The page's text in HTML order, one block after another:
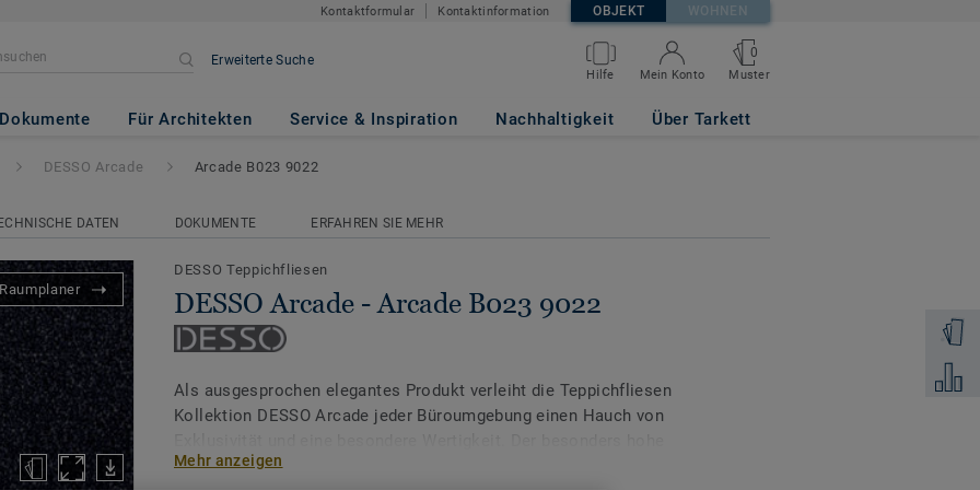
Kontaktformular Kontaktinformation OBJEKT WOHNEN
Erweiterte Suche
Hilfe Mein Konto
0
Muster
Dokumente Für Architekten Service & Inspiration Nachhaltigkeit Über Tarkett
B023 9022
Zum
DESSO Arcade Arcade B023 9022
DATEN DOKUMENTE ERFAHREN SIE MEHR
Raumplaner
DESSO Teppichfliesen
DESSO Arcade - Arcade B023 9022
Als ausgesprochen elegantes Produkt verleiht die Teppichfliesen
Kollektion DESSO Arcade jeder Büroumgebung einen Hauch von
Flor verleiht Objektbereichen eine wohnliche Atmosphäre und
Mehr anzeigen